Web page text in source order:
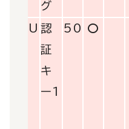
グ
U 認
証
キ
ー1
50 〇